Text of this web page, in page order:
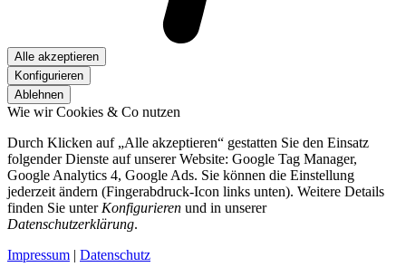
Alle akzeptieren
Konfigurieren
Ablehnen
Wie wir Cookies & Co nutzen
Durch Klicken auf „Alle akzeptieren“ gestatten Sie den Einsatz
folgender Dienste auf unserer Website: Google Tag Manager,
Google Analytics 4, Google Ads. Sie können die Einstellung
jederzeit ändern (Fingerabdruck-Icon links unten). Weitere Details
finden Sie unter Konfigurieren und in unserer
Datenschutzerklärung.
Impressum | Datenschutz